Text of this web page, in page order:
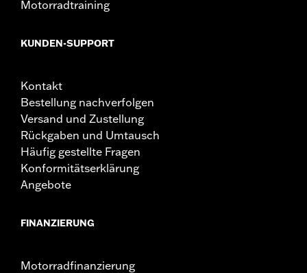
Motorradtraining
KUNDEN-SUPPORT
Kontakt
Bestellung nachverfolgen
Versand und Zustellung
Rückgaben und Umtausch
Häufig gestellte Fragen
Konformitätserklärung
Angebote
FINANZIERUNG
Motorradfinanzierung